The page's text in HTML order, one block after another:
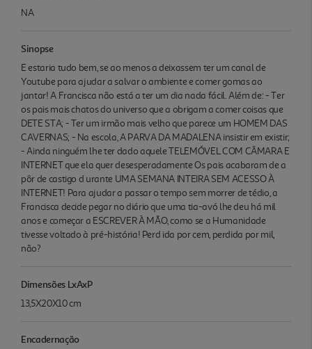
NA
Sinopse
E estaria tudo bem, se ao menos a deixassem ter um canal de
Youtube para ajudar a salvar o ambiente e comer gomas ao
jantar! A Francisca não está a ter um dia nada fácil. Além de: - Ter
os pais mais chatos do universo que a obrigam a comer coisas que
DETE STA; - Ter um irmão mais velho que parece um HOMEM DAS
CAVERNAS; - Na escola, A PARVA DA MADALENA insistir em existir;
- Ainda ninguém lhe ter dado aquele TELEMÓVEL COM CÂMARA E
INTERNET que ela quer desesperadamente Os pais acabaram de a
pôr de castigo d urante UMA SEMANA INTEIRA SEM ACESSO À
INTERNET! Para ajudar a passar o tempo sem morrer de tédio, a
Francisca decide pegar no diário que uma tia-avó lhe deu há mil
anos e começar a ESCREVER À MÃO, como se a Humanidade
tivesse voltado à pré-história! Perd ida por cem, perdida por mil,
não?
Dimensões LxAxP
13,5X20X10 cm
Encadernação